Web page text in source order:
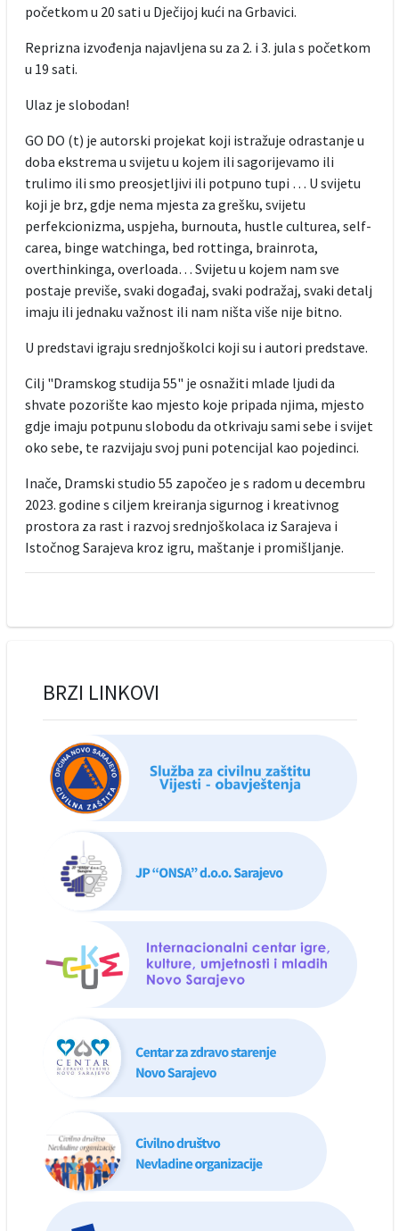
početkom u 20 sati u Dječijoj kući na Grbavici.
Reprizna izvođenja najavljena su za 2. i 3. jula s početkom
u 19 sati.
Ulaz je slobodan!
GO DO (t) je autorski projekat koji istražuje odrastanje u
doba ekstrema u svijetu u kojem ili sagorijevamo ili
trulimo ili smo preosjetljivi ili potpuno tupi … U svijetu
koji je brz, gdje nema mjesta za grešku, svijetu
perfekcionizma, uspjeha, burnouta, hustle culturea, self-
carea, binge watchinga, bed rottinga, brainrota,
overthinkinga, overloada… Svijetu u kojem nam sve
postaje previše, svaki događaj, svaki podražaj, svaki detalj
imaju ili jednaku važnost ili nam ništa više nije bitno.
U predstavi igraju srednjoškolci koji su i autori predstave.
Cilj "Dramskog studija 55" je osnažiti mlade ljudi da
shvate pozorište kao mjesto koje pripada njima, mjesto
gdje imaju potpunu slobodu da otkrivaju sami sebe i svijet
oko sebe, te razvijaju svoj puni potencijal kao pojedinci.
Inače, Dramski studio 55 započeo je s radom u decembru
2023. godine s ciljem kreiranja sigurnog i kreativnog
prostora za rast i razvoj srednjoškolaca iz Sarajeva i
Istočnog Sarajeva kroz igru, maštanje i promišljanje.
BRZI LINKOVI